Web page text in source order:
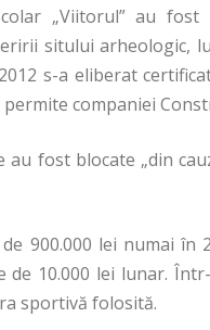
„Viitorul” au
sitului arheologic,
s-a eliberat
companiei
fost blocate „din
900.000 lei numai în
10.000 lei lunar.
sportivă folosită.